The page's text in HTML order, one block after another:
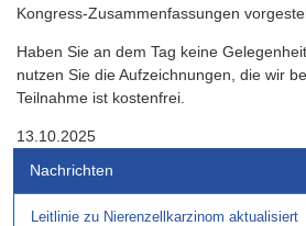
Kongress-Zusammenfassungen
Haben Sie an dem Tag keine
nutzen Sie die Aufzeichnungen, die wir
Teilnahme ist kostenfrei.
13.10.2025
Nachrichten
Leitlinie zu Nierenzellkarzinom aktualisiert